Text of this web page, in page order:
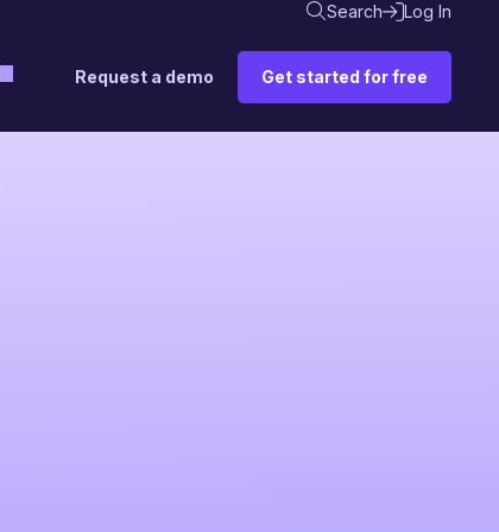
Search Log In
Request a demo Get started for free